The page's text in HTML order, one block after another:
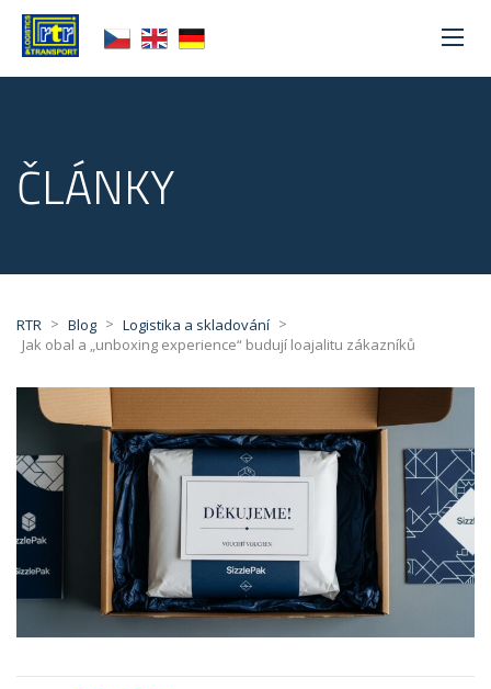
ČLÁNKY
RTR > Blog > Logistika a skladování >
Jak obal a „unboxing experience“ budují loajalitu zákazníků